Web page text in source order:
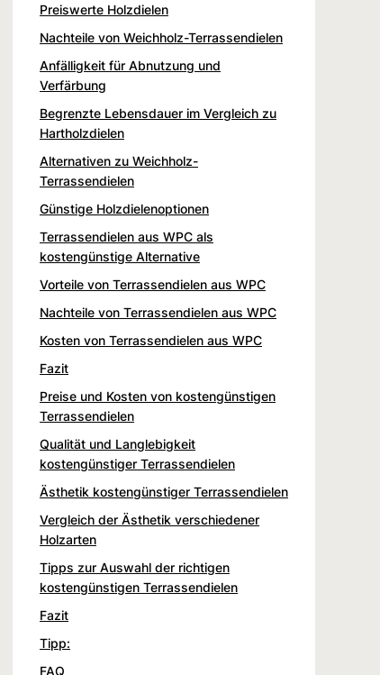
Preiswerte Holzdielen
Nachteile von Weichholz-Terrassendielen
Anfälligkeit für Abnutzung und
Verfärbung
Begrenzte Lebensdauer im Vergleich zu
Hartholzdielen
Alternativen zu Weichholz-
Terrassendielen
Günstige Holzdielenoptionen
Terrassendielen aus WPC als
kostengünstige Alternative
Vorteile von Terrassendielen aus WPC
Nachteile von Terrassendielen aus WPC
Kosten von Terrassendielen aus WPC
Fazit
Preise und Kosten von kostengünstigen
Terrassendielen
Qualität und Langlebigkeit
kostengünstiger Terrassendielen
Ästhetik kostengünstiger Terrassendielen
Vergleich der Ästhetik verschiedener
Holzarten
Tipps zur Auswahl der richtigen
kostengünstigen Terrassendielen
Fazit
Tipp:
FAQ